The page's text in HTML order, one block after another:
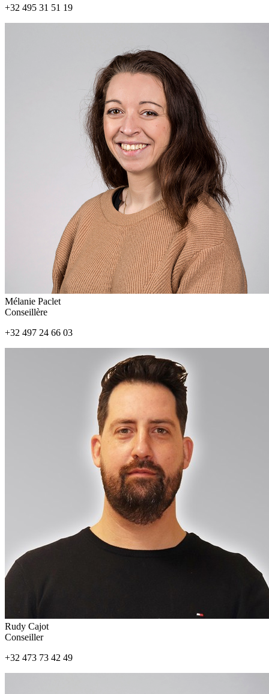
+32 495 31 51 19
Mélanie Paclet
Conseillère
+32 497 24 66 03
Rudy Cajot
Conseiller
+32 473 73 42 49